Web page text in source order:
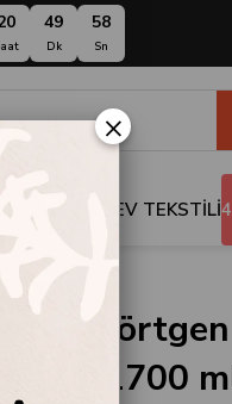
49
Dk
57
Sn
EV TEKSTİLİ
Kabı 1700
×